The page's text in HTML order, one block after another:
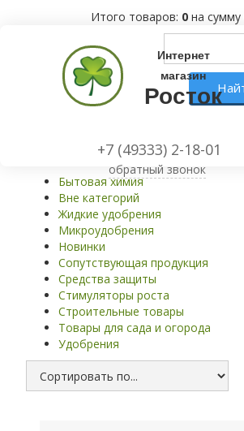
Итого товаров: 0 на сумму
Интернет
магазин
Росток
+7 (49333) 2-18-01
обратный звонок
Вне категорий
Бытовая химия
Вне категорий
Жидкие удобрения
Микроудобрения
Новинки
Сопутствующая продукция
Средства защиты
Стимуляторы роста
Строительные товары
Товары для сада и огорода
Удобрения